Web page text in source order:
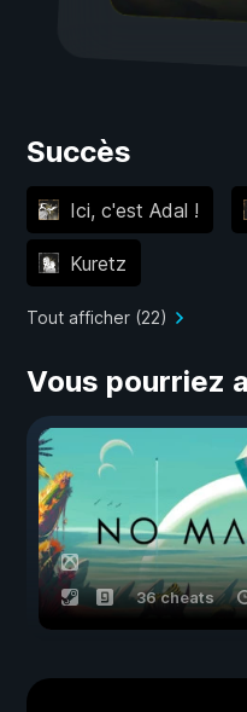
Succès
Ici, c'est Adal !
Kuretz
Tout afficher (22)
Vous pourriez
36 cheats